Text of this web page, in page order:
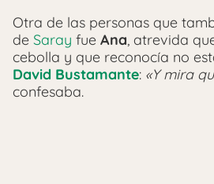
Otra de las personas que
de Saray fue Ana, atrevida
cebolla y que reconocía no
David Bustamante: «Y mira
confesaba.